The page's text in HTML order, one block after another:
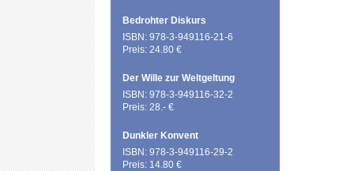
Bedrohter Diskurs
ISBN: 978-3-949116-21-6
Preis: 24.80 €
Der Wille zur Weltgeltung
ISBN: 978-3-949116-32-2
Preis: 28.- €
Dunkler Konvent
ISBN: 978-3-949116-29-2
Preis: 14.80 €